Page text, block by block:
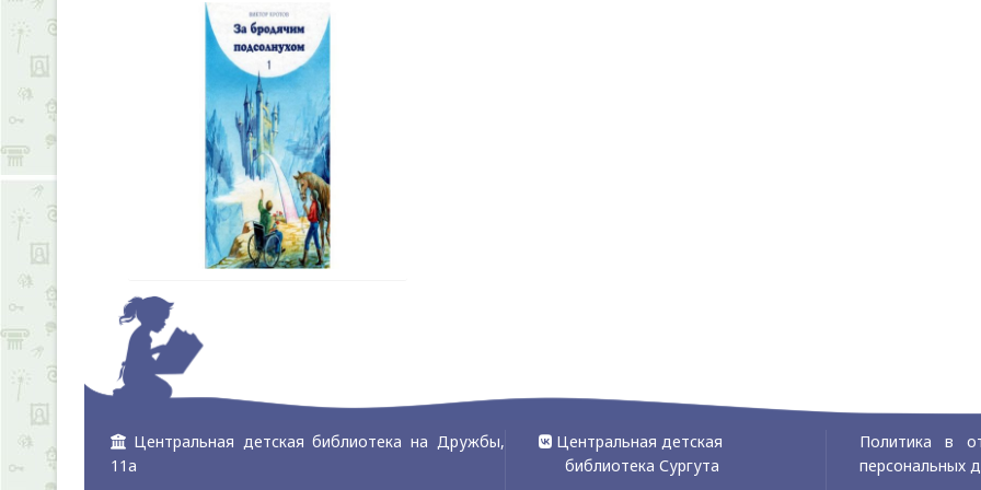
Центральная детская библиотека на Дружбы,
11а
Центральная детская
библиотека Сургута
Политика в
персональных